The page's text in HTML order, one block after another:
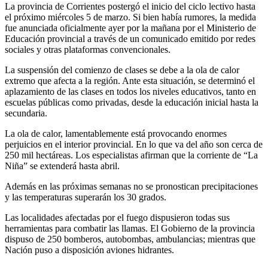
La provincia de Corrientes postergó el inicio del ciclo lectivo hasta
el próximo miércoles 5 de marzo. Si bien había rumores, la medida
fue anunciada oficialmente ayer por la mañana por el Ministerio de
Educación provincial a través de un comunicado emitido por redes
sociales y otras plataformas convencionales.
La suspensión del comienzo de clases se debe a la ola de calor
extremo que afecta a la región. Ante esta situación, se determinó el
aplazamiento de las clases en todos los niveles educativos, tanto en
escuelas públicas como privadas, desde la educación inicial hasta la
secundaria.
La ola de calor, lamentablemente está provocando enormes
perjuicios en el interior provincial. En lo que va del año son cerca de
250 mil hectáreas. Los especialistas afirman que la corriente de “La
Niña” se extenderá hasta abril.
Además en las próximas semanas no se pronostican precipitaciones
y las temperaturas superarán los 30 grados.
Las localidades afectadas por el fuego dispusieron todas sus
herramientas para combatir las llamas. El Gobierno de la provincia
dispuso de 250 bomberos, autobombas, ambulancias; mientras que
Nación puso a disposición aviones hidrantes.